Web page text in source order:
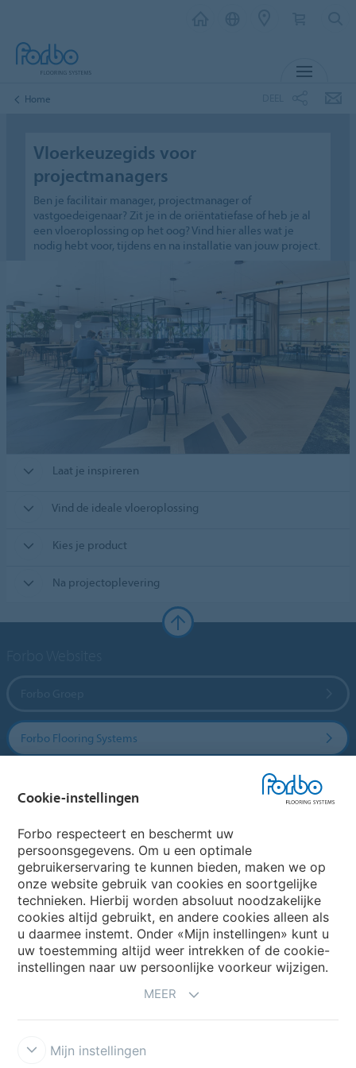
Home
Vloerkeuzegids voor
projectmanagers
Ben je facilitair manager, projectmanager of
vastgoedeigenaar? Zit je in de oriëntatiefase of heb je al
een vloeroplossing op het oog? Vind hier alles wat je
nodig hebt voor, tijdens en na installatie van jouw project.
Laat je inspireren
Vind de ideale vloeroplossing
Kies je product
Na projectoplevering
Forbo Flooring Systems
Website
Kies uw land
My Forbo
Cookie-instellingen
Forbo respecteert en beschermt uw
persoonsgegevens. Om u een optimale
gebruikerservaring te kunnen bieden, maken we op
onze website gebruik van cookies en soortgelijke
technieken. Hierbij worden absoluut noodzakelijke
cookies altijd gebruikt, en andere cookies alleen als
u daarmee instemt. Onder «Mijn instellingen» kunt u
uw toestemming altijd weer intrekken of de cookie-
instellingen naar uw persoonlijke voorkeur wijzigen.
MEER
Mijn instellingen